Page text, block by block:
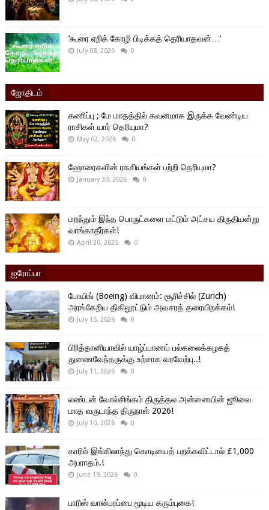
‘கூரை ஏறிக் கோழி பிடிக்கத் தெரியாதவன்…’
July 08, 2026 0
ஜோதிடம்
கணிப்பு ; மே மாதத்தில் கவனமாக இருக்க வேண்டிய
ராசிகள் யார் தெரியுமா?
May 02, 2026 0
ஹோரைகளின் ரகசியங்கள் பற்றி தெரியுமா?
January 30, 2026 0
மறந்தும் இந்த பொருட்களை மட்டும் அட்சய திருதியன்று
வாங்காதீர்கள்!
April 20, 2025 0
ஐரோப்பா
போயிங் (Boeing) விமானம்: சூரிச்சில் (Zurich)
அரங்கேறிய திகிலூட்டும் அவசரத் தரையிறக்கம்!
July 15, 2026 0
பிரித்தானியாவில் யாழ்ப்பாணப் பல்கலைக்கழகத்
துணைவேந்தருக்கு உற்சாக வரவேற்பு..!
July 11, 2026 0
லண்டன் வோல்சிங்கம் திருத்தல அன்னையின் ஜூலை
மாத வருடாந்த திருநாள் 2026!
July 10, 2026 0
காரில் இங்கிலாந்து கொடியைத் பறக்கவிட்டால் £1,000
அபராதம்.!
June 19, 2026 0
பாரிஸ் வான்பரப்பை மூடிய கரும்புகை!